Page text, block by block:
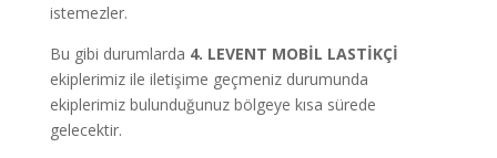
istemezler.
Bu gibi durumlarda 4. LEVENT MOBİL LASTİKÇİ
ekiplerimiz ile iletişime geçmeniz durumunda
ekiplerimiz bulunduğunuz bölgeye kısa sürede
gelecektir.